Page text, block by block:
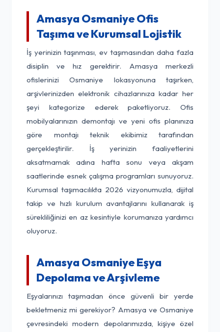
Amasya Osmaniye Ofis
Taşıma ve Kurumsal Lojistik
İş yerinizin taşınması, ev taşımasından daha fazla
disiplin ve hız gerektirir. Amasya merkezli
ofislerinizi Osmaniye lokasyonuna taşırken,
arşivlerinizden elektronik cihazlarınıza kadar her
şeyi kategorize ederek paketliyoruz. Ofis
mobilyalarınızın demontajı ve yeni ofis planınıza
göre montajı teknik ekibimiz tarafından
gerçekleştirilir. İş yerinizin faaliyetlerini
aksatmamak adına hafta sonu veya akşam
saatlerinde esnek çalışma programları sunuyoruz.
Kurumsal taşımacılıkta 2026 vizyonumuzla, dijital
takip ve hızlı kurulum avantajlarını kullanarak iş
sürekliliğinizi en az kesintiyle korumanıza yardımcı
oluyoruz.
Amasya Osmaniye Eşya
Depolama ve Arşivleme
Eşyalarınızı taşımadan önce güvenli bir yerde
bekletmeniz mi gerekiyor? Amasya ve Osmaniye
çevresindeki modern depolarımızda, kişiye özel